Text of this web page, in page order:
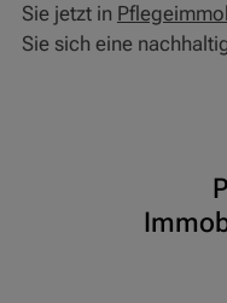
Sie jetzt in
Sie sich eine